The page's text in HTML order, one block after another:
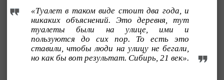
«Туалет в таком виде стоит два года, и
никаких объяснений. Это деревня, тут
туалеты были на улице, ими и
пользуются до сих пор. То есть это
ставили, чтобы люди на улицу не бегали,
но как бы вот результат. Сибирь, 21 век».